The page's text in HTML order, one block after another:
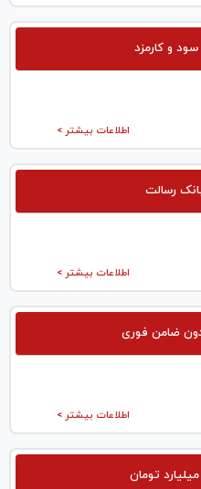
و کارمزد
اطلاعات بیشتر >
رسالت
اطلاعات بیشتر >
ضامن فوری
اطلاعات بیشتر >